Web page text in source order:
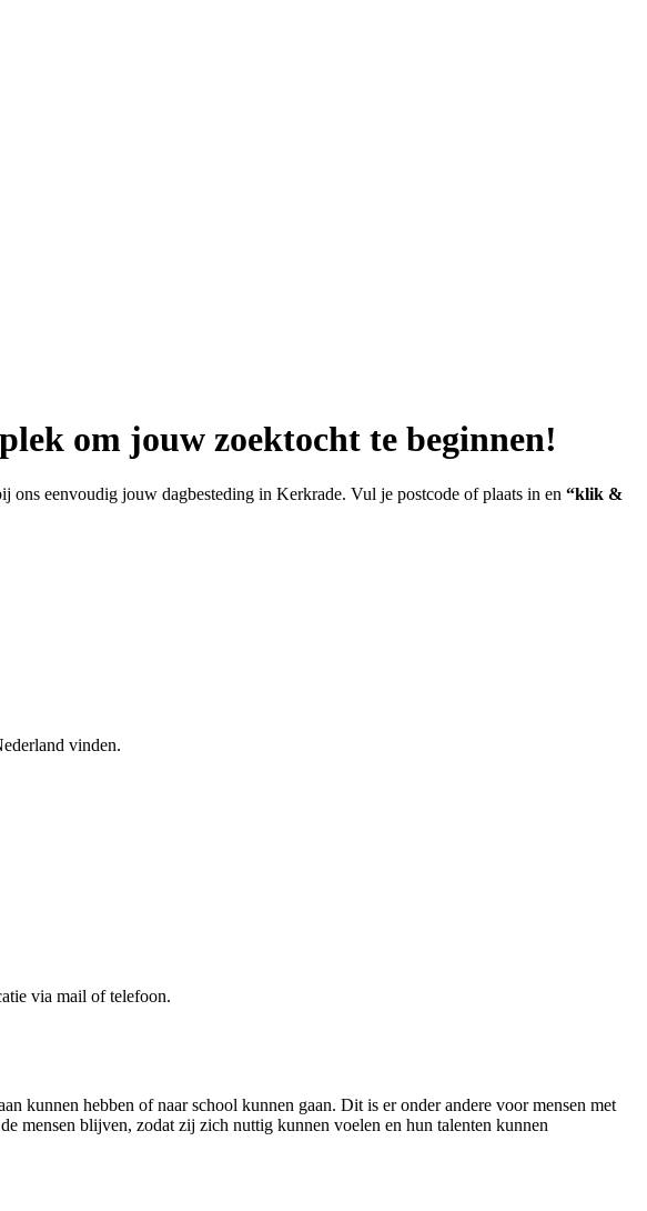
om jouw zoektocht te beginnen!
eenvoudig jouw dagbesteding in Kerkrade. Vul je postcode of plaats in en “klik &
vinden.
via mail of telefoon.
kunnen hebben of naar school kunnen gaan. Dit is er onder andere voor mensen met
mensen blijven, zodat zij zich nuttig kunnen voelen en hun talenten kunnen